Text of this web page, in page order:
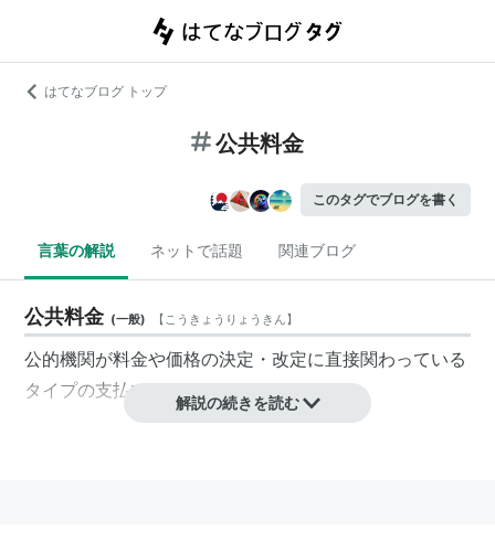
はてなブログ トップ
公共料金
このタグでブログを書く
言葉の解説 ネットで話題 関連ブログ
公共料金 (一般) 【こうきょうりょうきん】
公的機関が料金や価格の決定・改定に直接関わっている
タイプの支払い
解説の続きを読む